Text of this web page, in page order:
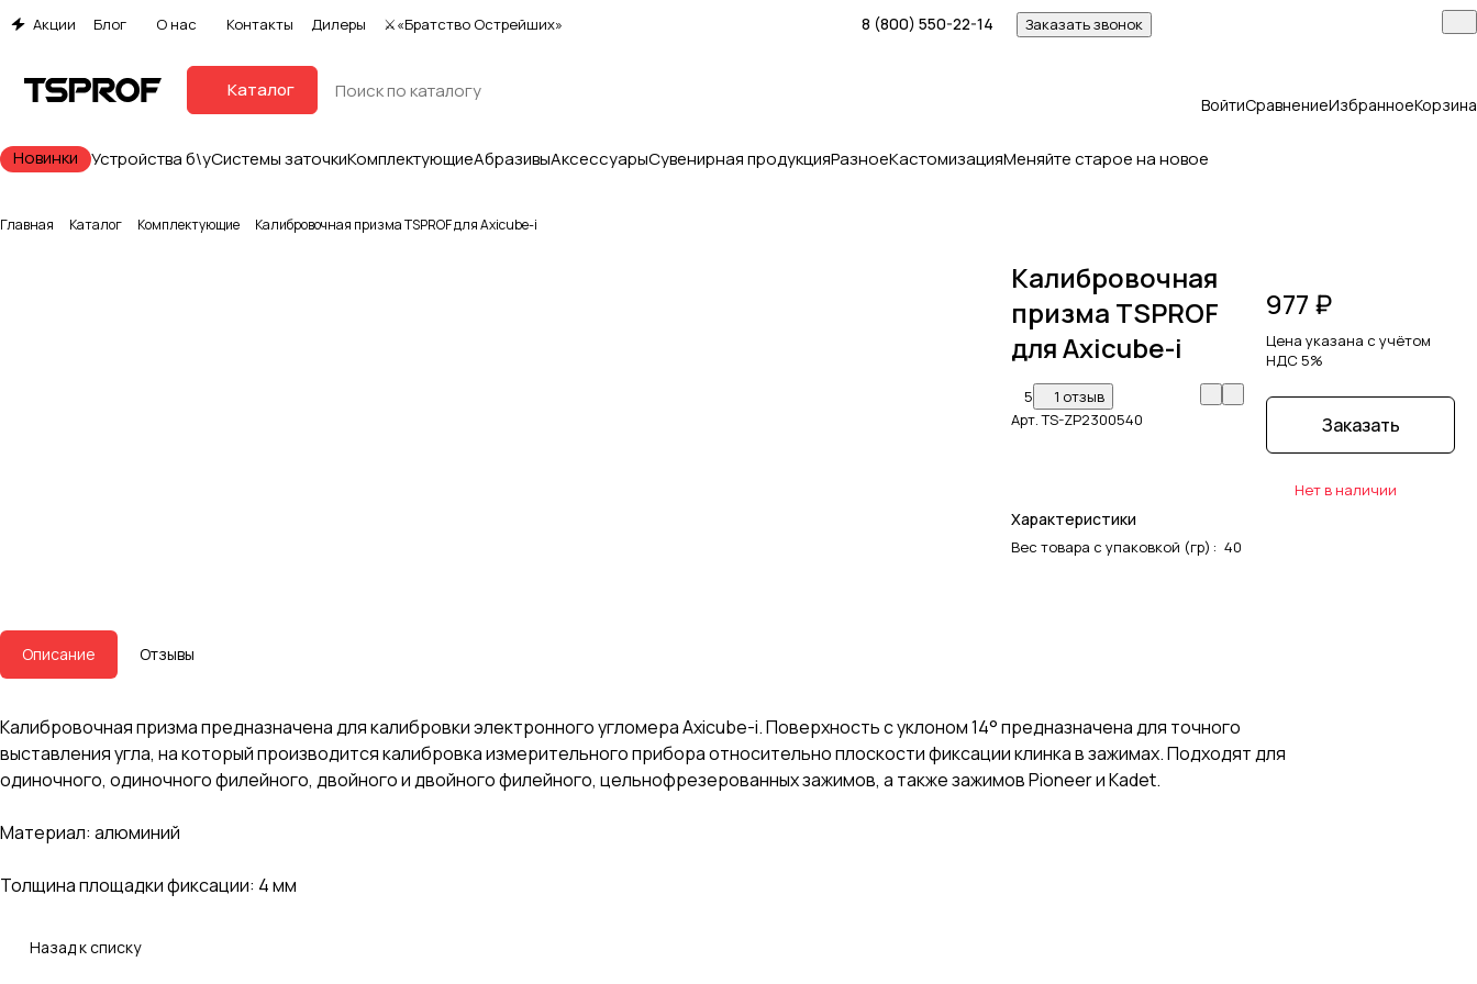
Акции Блог О нас Контакты Дилеры ⚔«Братство Острейших» 8 (800) 550-22-14 Заказать звонок
Каталог
ВойтиСравнениеИзбранноеКорзина
Новинки Устройства б\уСистемы заточкиКомплектующиеАбразивыАксессуарыСувенирная продукцияРазноеКастомизацияМеняйте старое на новое
Главная Каталог Комплектующие Калибровочная призма TSPROF для Axicube-i
Калибровочная
призма TSPROF
для Axicube-i
5
1 отзыв
Арт.TS-ZP2300540
Характеристики
Вес товара с упаковкой (гр) : 40
977 ₽
Цена указана с учётом
НДС 5%
Заказать
Нет в наличии
Описание Отзывы
Калибровочная призма предназначена для калибровки электронного угломера Axicube-i. Поверхность с уклоном 14° предназначена для точного
выставления угла, на который производится калибровка измерительного прибора относительно плоскости фиксации клинка в зажимах. Подходят для
одиночного, одиночного филейного, двойного и двойного филейного, цельнофрезерованных зажимов, а также зажимов Pioneer и Kadet.
Материал: алюминий
Толщина площадки фиксации: 4 мм
Назад к списку